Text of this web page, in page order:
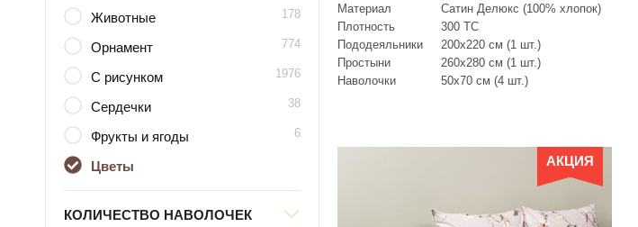
Животные 178
Орнамент 774
С рисунком 1976
Сердечки 38
Фрукты и ягоды 6
Цветы
КОЛИЧЕСТВО НАВОЛОЧЕК
Материал
Сатин Делюкс (100% хлопок)
Плотность
300 TC
Пододеяльники
200х220 см (1 шт.)
Простыни
260х280 см (1 шт.)
Наволочки
50х70 см (4 шт.)
АКЦИЯ